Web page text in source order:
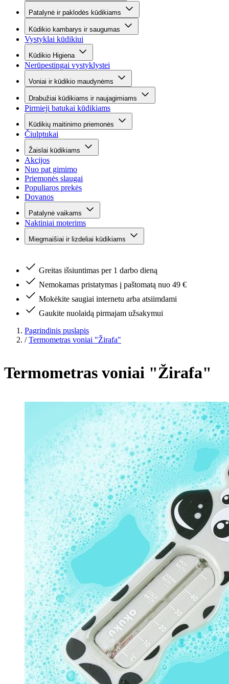
Patalynė ir paklodės kūdikiams
Kūdikio kambarys ir saugumas
Vystyklai kūdikiui
Kūdikio Higiena
Nerūpestingai vystyklystei
Voniai ir kūdikio maudynėms
Drabužiai kūdikiams ir naujagimiams
Pirmieji batukai kūdikiams
Kūdikių maitinimo priemonės
Čiulptukai
Žaislai kūdikiams
Akcijos
Nuo pat gimimo
Priemonės slaugai
Populiaros prekės
Dovanos
Patalynė vaikams
Naktiniai moterims
Miegmaišiai ir lizdeliai kūdikiams
Greitas išsiuntimas per 1 darbo dieną
Nemokamas pristatymas į paštomatą nuo 49 €
Mokėkite saugiai internetu arba atsiimdami
Gaukite nuolaidą pirmajam užsakymui
Pagrindinis puslapis
/ Termometras voniai "Žirafa"
Termometras voniai "Žirafa"